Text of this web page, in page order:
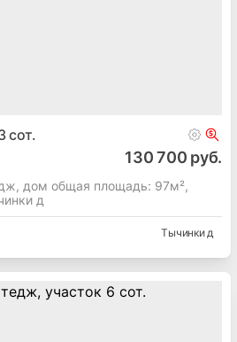
сот.
130 700 руб.
дом общая площадь: 97м²,
д
Тычинки д